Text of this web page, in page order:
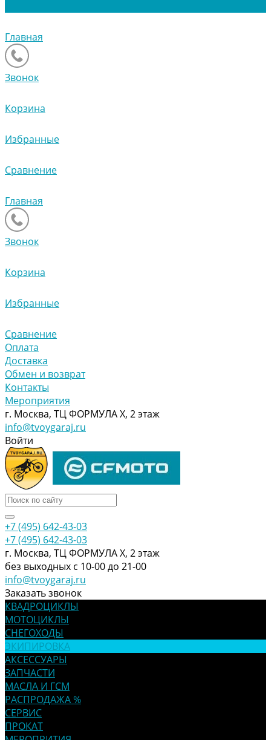
Главная
Звонок
Корзина
Избранные
Сравнение
Главная
Звонок
Корзина
Избранные
Сравнение
Оплата
Доставка
Обмен и возврат
Контакты
Мероприятия
г. Москва, ТЦ ФОРМУЛА Х, 2 этаж
info@tvoygaraj.ru
Войти
+7 (495) 642-43-03
+7 (495) 642-43-03
г. Москва, ТЦ ФОРМУЛА Х, 2 этаж
без выходных с 10-00 до 21-00
info@tvoygaraj.ru
Заказать звонок
КВАДРОЦИКЛЫ
МОТОЦИКЛЫ
СНЕГОХОДЫ
ЭКИПИРОВКА
АКСЕССУАРЫ
ЗАПЧАСТИ
МАСЛА И ГСМ
РАСПРОДАЖА %
СЕРВИС
ПРОКАТ